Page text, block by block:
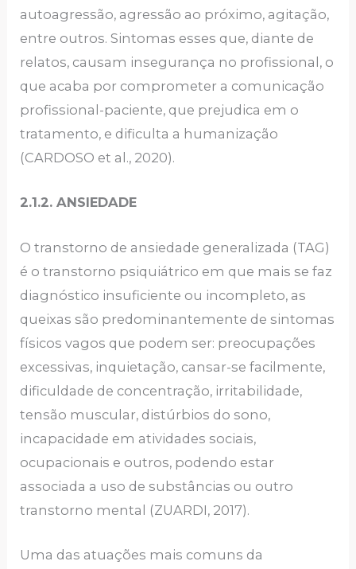
autoagressão, agressão ao próximo, agitação,
entre outros. Sintomas esses que, diante de
relatos, causam insegurança no profissional, o
que acaba por comprometer a comunicação
profissional-paciente, que prejudica em o
tratamento, e dificulta a humanização
(CARDOSO et al., 2020).
2.1.2. ANSIEDADE
O transtorno de ansiedade generalizada (TAG)
é o transtorno psiquiátrico em que mais se faz
diagnóstico insuficiente ou incompleto, as
queixas são predominantemente de sintomas
físicos vagos que podem ser: preocupações
excessivas, inquietação, cansar-se facilmente,
dificuldade de concentração, irritabilidade,
tensão muscular, distúrbios do sono,
incapacidade em atividades sociais,
ocupacionais e outros, podendo estar
associada a uso de substâncias ou outro
transtorno mental (ZUARDI, 2017).
Uma das atuações mais comuns da